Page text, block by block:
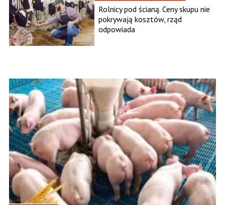
Rolnicy pod ścianą. Ceny skupu nie
pokrywają kosztów, rząd
odpowiada